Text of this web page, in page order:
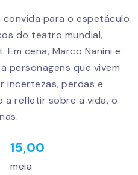
convida para o espetáculo
do teatro mundial,
cena, Marco Nanini e
personagens que vivem
incertezas, perdas e
a refletir sobre a vida, o
15,00
meia